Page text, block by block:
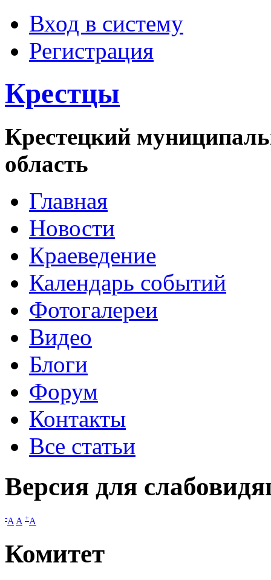
Вход в систему
Регистрация
Крестцы
Крестецкий
область
Главная
Новости
Краеведение
Календарь событий
Фотогалереи
Видео
Блоги
Форум
Контакты
Все статьи
Версия для
-A A +A
Комитет